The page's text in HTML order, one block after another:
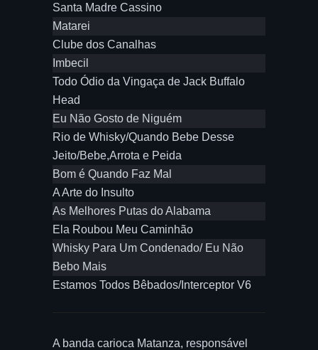
Santa Madre Cassino
Matarei
Clube dos Canalhas
Imbecil
Todo Ódio da Vingaça de Jack Buffalo
Head
Eu Não Gosto de Niguém
Rio de Whisky/Quando Bebe Desse
Jeito/Bebe,Arrota e Peida
Bom é Quando Faz Mal
A Arte do Insulto
As Melhores Putas do Alabama
Ela Roubou Meu Caminhão
Whisky Para Um Condenado/ Eu Não
Bebo Mais
Estamos Todos Bêbados/Interceptor V6
A banda carioca Matanza, responsável